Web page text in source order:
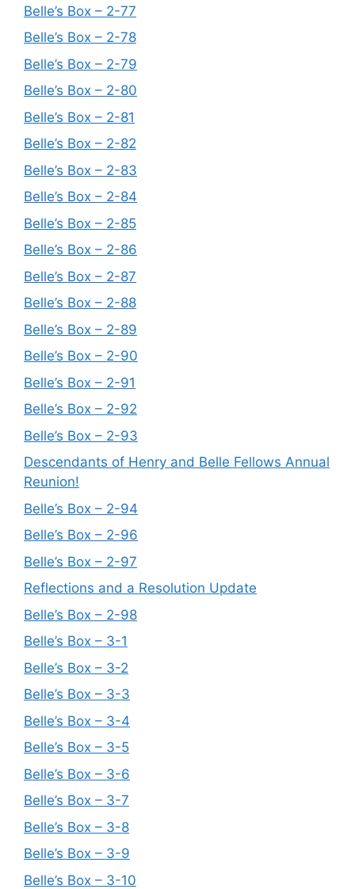
Belle’s Box – 2-77
Belle’s Box – 2-78
Belle’s Box – 2-79
Belle’s Box – 2-80
Belle’s Box – 2-81
Belle’s Box – 2-82
Belle’s Box – 2-83
Belle’s Box – 2-84
Belle’s Box – 2-85
Belle’s Box – 2-86
Belle’s Box – 2-87
Belle’s Box – 2-88
Belle’s Box – 2-89
Belle’s Box – 2-90
Belle’s Box – 2-91
Belle’s Box – 2-92
Belle’s Box – 2-93
Descendants of Henry and Belle Fellows Annual
Reunion!
Belle’s Box – 2-94
Belle’s Box – 2-96
Belle’s Box – 2-97
Reflections and a Resolution Update
Belle’s Box – 2-98
Belle’s Box – 3-1
Belle’s Box – 3-2
Belle’s Box – 3-3
Belle’s Box – 3-4
Belle’s Box – 3-5
Belle’s Box – 3-6
Belle’s Box – 3-7
Belle’s Box – 3-8
Belle’s Box – 3-9
Belle’s Box – 3-10